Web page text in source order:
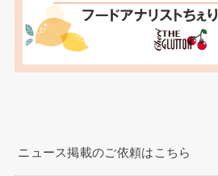
ニュース掲載のご依頼はこちら